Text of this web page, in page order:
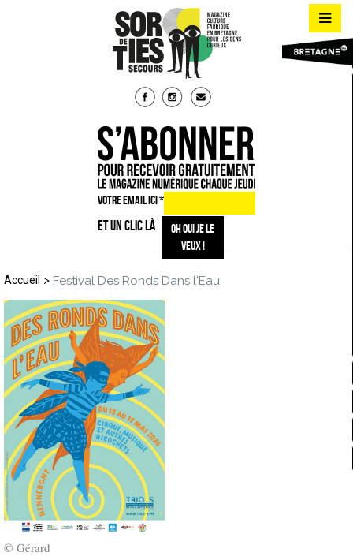
VOTRE EMAIL ICI*
ET UN CLIC LÀ
Accueil > Festival Des Ronds Dans l'Eau
© Gérard